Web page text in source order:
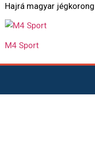
Hajrá magyar
M4 Sport